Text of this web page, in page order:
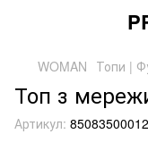
WOMAN Топи |
Топ з
Артикул: